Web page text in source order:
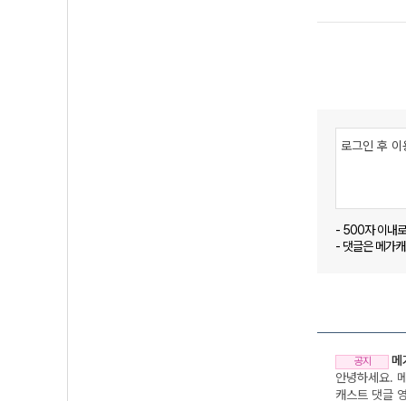
- 500자 이내
- 댓글은 메가
공지
메
안녕하세요.
캐스트 댓글